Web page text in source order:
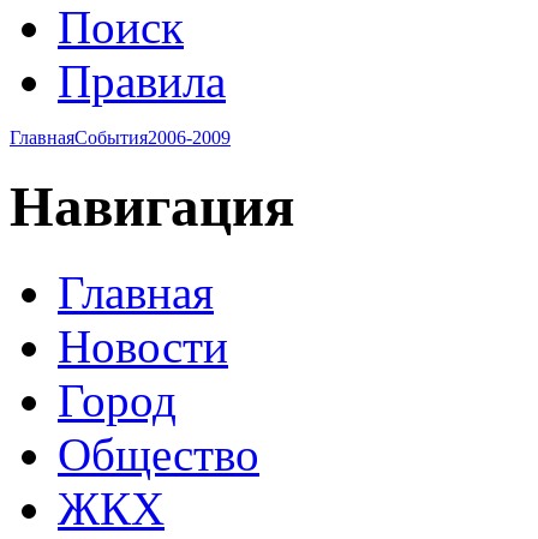
Поиск
Правила
ГлавнаяСобытия2006-2009
Навигация
Главная
Новости
Город
Общество
ЖКХ